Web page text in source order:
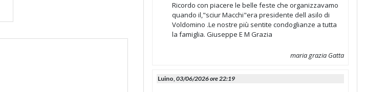
Ricordo con piacere le belle feste che organizzavamo
quando il,"sciur Macchi"era presidente dell asilo di
Voldomino .Le nostre più sentite condoglianze a tutta
la famiglia. Giuseppe E M Grazia
maria grazia Gatta
Luino,03/06/2026 ore 22:19